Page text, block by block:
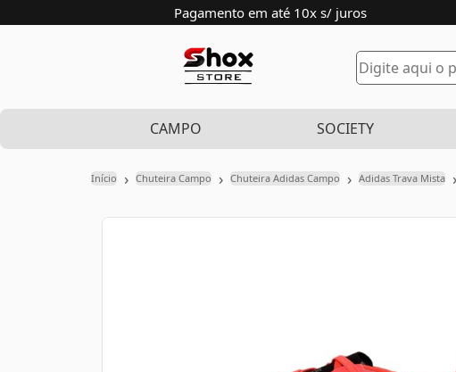
Pagamento em até 10x s/ juros
CAMPO SOCIETY
Início › Chuteira Campo › Chuteira Adidas Campo › Adidas Trava Mista ›